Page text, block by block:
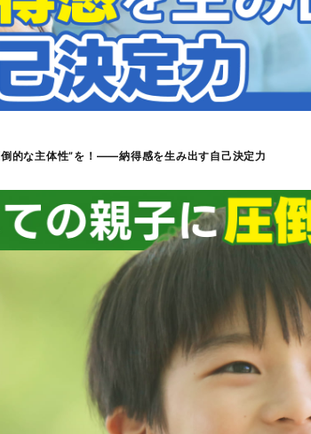
的な主体性”を！――納得感を生み出す自己決定力